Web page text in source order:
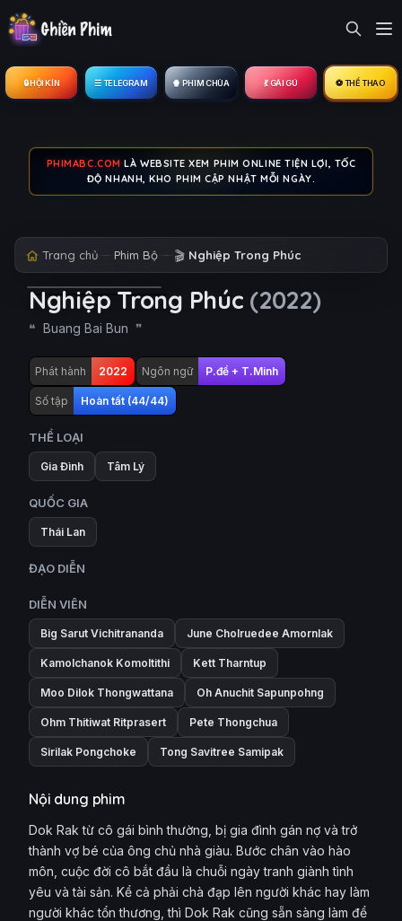
🔒︎ HỘI KÍN ☰ TELEGRAM 🍿 PHIM CHÙA 💃 GÁI GÚ ⚽ THỂ THAO
PHIMABC.COM LÀ WEBSITE XEM PHIM ONLINE TIỆN LỢI, TỐC
ĐỘ NHANH, KHO PHIM CẬP NHẬT MỖI NGÀY.
Trang chủ Phim Bộ 🎬 Nghiệp Trong Phúc
Nghiệp Trong Phúc (2022)
Buang Bai Bun
Phát hành 2022 Ngôn ngữ P.đề + T.Minh
Số tập Hoàn tất (44/44)
THỂ LOẠI
Gia Đình Tâm Lý
QUỐC GIA
Thái Lan
ĐẠO DIỄN
DIỄN VIÊN
Big Sarut Vichitrananda June Cholruedee Amornlak
Kamolchanok Komoltithi Kett Tharntup
Moo Dilok Thongwattana Oh Anuchit Sapunpohng
Ohm Thitiwat Ritprasert Pete Thongchua
Sirilak Pongchoke Tong Savitree Samipak
Nội dung phim
Dok Rak từ cô gái bình thường, bị gia đình gán nợ và trở
thành vợ bé của ông chủ nhà giàu. Bước chân vào hào
môn, cuộc đời cô bắt đầu là chuỗi ngày tranh giành tình
yêu và tài sản. Kể cả phải chà đạp lên người khác hay làm
người khác tổn thương, thì Dok Rak cũng sẵn sàng làm để